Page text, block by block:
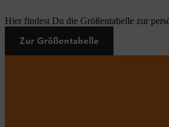
Hier findest Du die Größentabelle zur
Zur Größentabelle